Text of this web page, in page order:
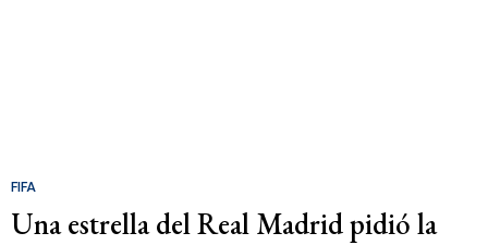
FIFA
Una estrella del Real Madrid pidió la